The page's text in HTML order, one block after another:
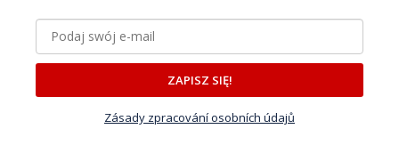
ZAPISZ SIĘ!
Zásady zpracování osobních údajů